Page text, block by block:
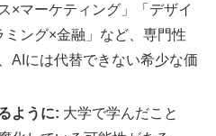
×マーケティング」「デザイ
ミング×金融」など、専門性
AIには代替できない希少な価
ように: 大学で学んだこと